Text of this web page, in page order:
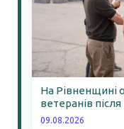
На Рівненщині
ветеранів
09.08.2026